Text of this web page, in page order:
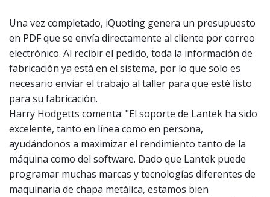
Una vez completado, iQuoting genera un presupuesto
en PDF que se envía directamente al cliente por correo
electrónico. Al recibir el pedido, toda la información de
fabricación ya está en el sistema, por lo que solo es
necesario enviar el trabajo al taller para que esté listo
para su fabricación.
Harry Hodgetts comenta: "El soporte de Lantek ha sido
excelente, tanto en línea como en persona,
ayudándonos a maximizar el rendimiento tanto de la
máquina como del software. Dado que Lantek puede
programar muchas marcas y tecnologías diferentes de
maquinaria de chapa metálica, estamos bien